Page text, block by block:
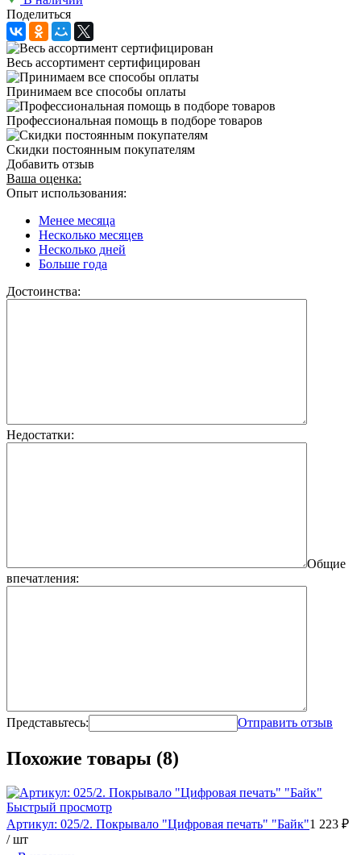
Поделиться
Весь ассортимент сертифицирован
Принимаем все способы оплаты
Профессиональная помощь в подборе товаров
Скидки постоянным покупателям
Добавить отзыв
Ваша оценка:
Опыт использования:
Менее месяца
Несколько месяцев
Несколько дней
Больше года
Достоинства:
Недостатки:
Общие
впечатления:
Представьтесь: Отправить отзыв
Похожие товары (8)
Быстрый просмотр
Артикул: 025/2. Покрывало "Цифровая печать" "Байк"1 223 ₽
/ шт